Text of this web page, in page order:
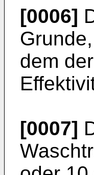
[0006]
dem
[0007]